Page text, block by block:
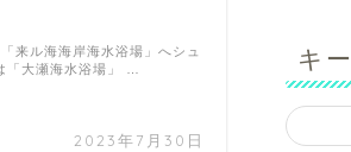
2023年7月30日
来ル海海岸海水浴場」へシュ
「大瀬海水浴場」 …
キ